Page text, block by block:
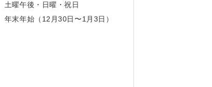
土曜午後・日曜・祝日
年末年始（12月30日〜1月3日）